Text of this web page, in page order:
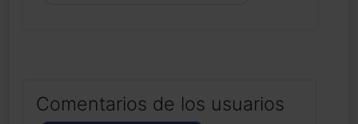
Comentarios de los usuarios